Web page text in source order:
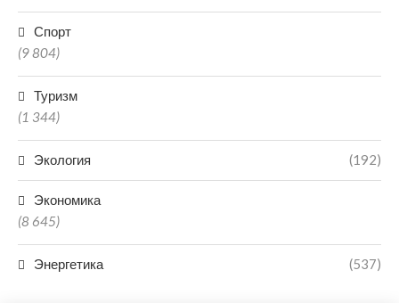
Спорт
(9 804)
Туризм
(1 344)
Экология (192)
Экономика
(8 645)
Энергетика (537)